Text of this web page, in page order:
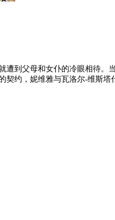
遭到父母和女仆的冷眼相待
约，妮维雅与瓦洛尔-维斯